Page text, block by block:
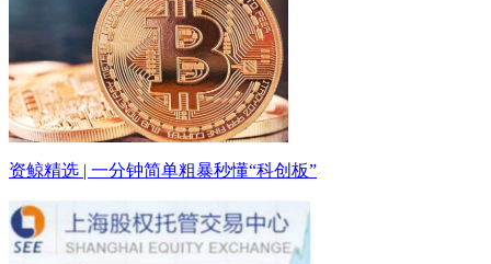
资鲸精选 | 一分钟简单粗暴秒懂“科创板”